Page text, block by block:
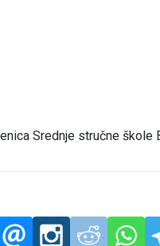
Srednje stručne škole